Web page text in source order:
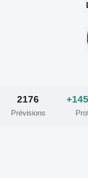
2176
Prévisions